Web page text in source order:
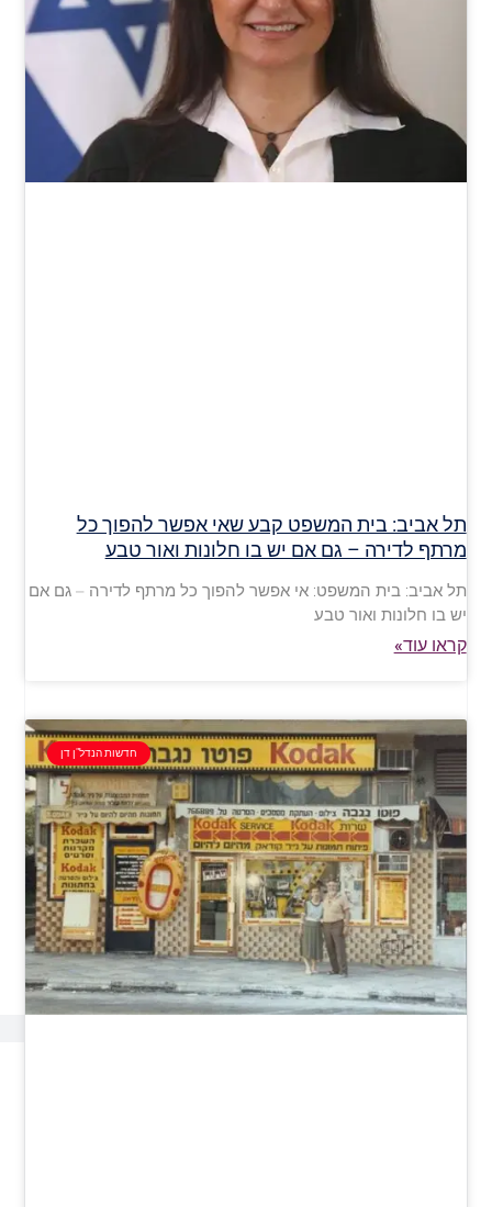
תל אביב: בית המשפט קבע שאי אפשר להפוך כל
מרתף לדירה – גם אם יש בו חלונות ואור טבע
תל אביב: בית המשפט: אי אפשר להפוך כל מרתף לדירה – גם אם
יש בו חלונות ואור טבע
קראו עוד»
חדשות הנדל"ן דן